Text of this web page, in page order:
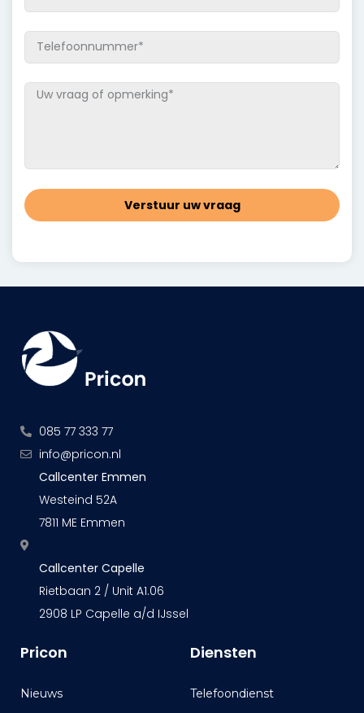
Verstuur uw vraag
085 77 333 77
info@pricon.nl
Callcenter Emmen
Westeind 52A
7811 ME Emmen
Callcenter Capelle
Rietbaan 2 / Unit A1.06
2908 LP Capelle a/d IJssel
Pricon
Nieuws
Diensten
Telefoondienst